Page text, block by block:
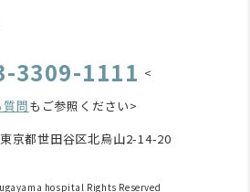
3309-1111 <
質問もご参照ください>
京都世田谷区北烏山2-14-20
hospital Rights Reserved